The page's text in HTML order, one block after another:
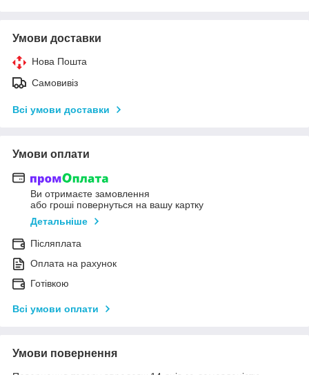
Умови доставки
Нова Пошта
Самовивіз
Всі умови доставки
Умови оплати
Ви отримаєте замовлення
або гроші повернуться на вашу картку
Детальніше
Післяплата
Оплата на рахунок
Готівкою
Всі умови оплати
Умови повернення